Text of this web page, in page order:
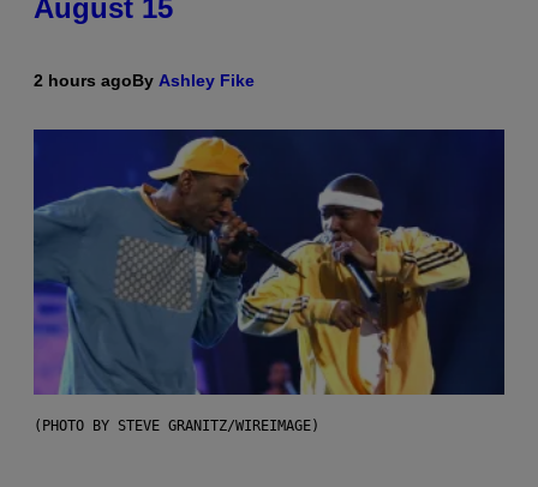
August 15
2 hours agoBy Ashley Fike
(PHOTO BY STEVE GRANITZ/WIREIMAGE)